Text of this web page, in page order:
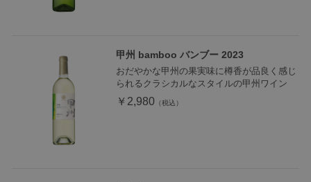
甲州 bamboo バンブー 2023
おだやかな甲州の果実味に樽香が品良く感じ
られるクラシカルなスタイルの甲州ワイン
￥2,980